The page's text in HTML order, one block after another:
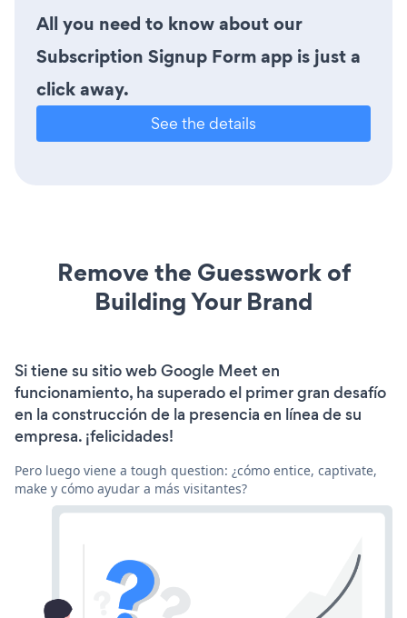
All you need to know about our
Subscription Signup Form app is just a
click away.
See the details
Remove the Guesswork of
Building Your Brand
Si tiene su sitio web Google Meet en
funcionamiento, ha superado el primer gran desafío
en la construcción de la presencia en línea de su
empresa. ¡felicidades!
Pero luego viene a tough question: ¿cómo entice, captivate,
make y cómo ayudar a más visitantes?